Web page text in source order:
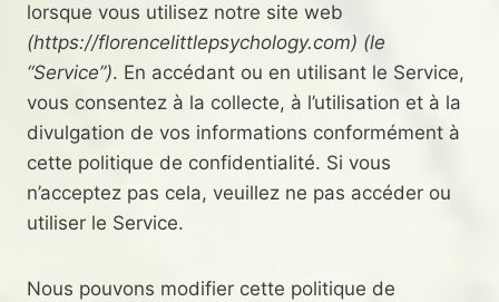
lorsque vous utilisez notre site web
(https://florencelittlepsychology.com) (le
“Service”). En accédant ou en utilisant le Service,
vous consentez à la collecte, à l’utilisation et à la
divulgation de vos informations conformément à
cette politique de confidentialité. Si vous
n’acceptez pas cela, veuillez ne pas accéder ou
utiliser le Service.
Nous pouvons modifier cette politique de